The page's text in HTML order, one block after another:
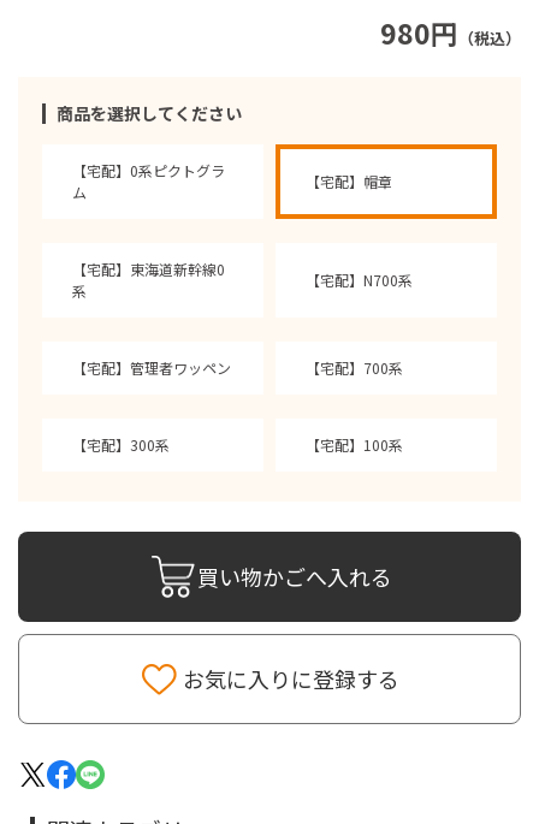
980円 （税込）
商品を選択してください
【宅配】0系ピクトグラ
ム
【宅配】帽章
【宅配】東海道新幹線0
系
【宅配】N700系
【宅配】管理者ワッペン 【宅配】700系
【宅配】300系 【宅配】100系
買い物かごへ入れる
お気に入りに登録する